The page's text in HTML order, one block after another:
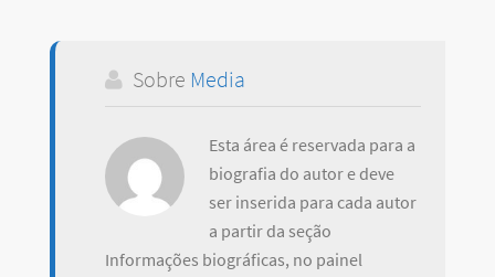
Sobre Media
Esta área é reservada para a
biografia do autor e deve
ser inserida para cada autor
a partir da seção
Informações biográficas, no painel